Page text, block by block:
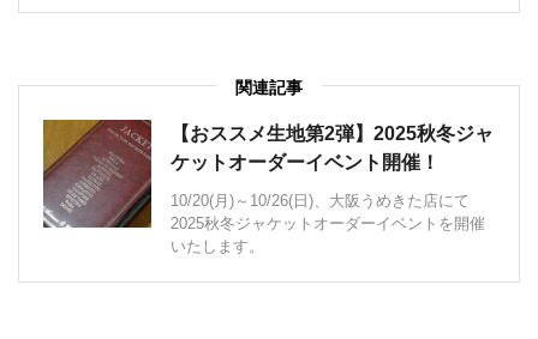
関連記事
【おススメ生地第2弾】2025秋冬ジャ
ケットオーダーイベント開催！
10/20(月)～10/26(日)、大阪うめきた店にて
2025秋冬ジャケットオーダーイベントを開催
いたします。